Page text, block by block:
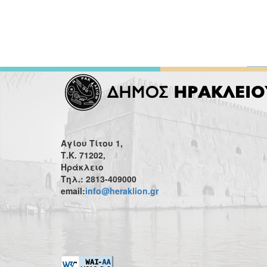
Αγίου Τίτου 1,
Τ.Κ. 71202,
Ηράκλειο
Τηλ.: 2813-409000
email:info@heraklion.gr